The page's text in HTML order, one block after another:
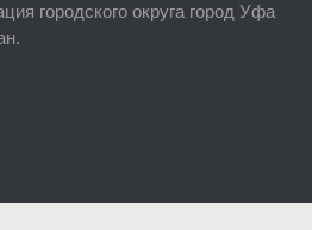
городского округа город Уфа